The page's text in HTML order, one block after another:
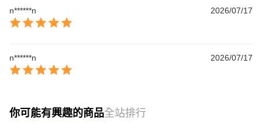
n******n 2026/07/17
n******n 2026/07/17
你可能有興趣的商品全站排行